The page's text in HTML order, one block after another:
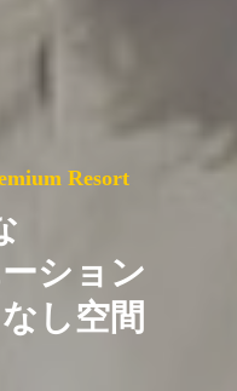
Resort
ション
し空間